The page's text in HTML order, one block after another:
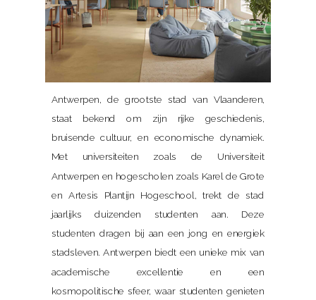
Antwerpen, de grootste stad van Vlaanderen,
staat bekend om zijn rijke geschiedenis,
bruisende cultuur, en economische dynamiek.
Met universiteiten zoals de Universiteit
Antwerpen en hogescholen zoals Karel de Grote
en Artesis Plantijn Hogeschool, trekt de stad
jaarlijks duizenden studenten aan. Deze
studenten dragen bij aan een jong en energiek
stadsleven. Antwerpen biedt een unieke mix van
academische excellentie en een
kosmopolitische sfeer, waar studenten genieten